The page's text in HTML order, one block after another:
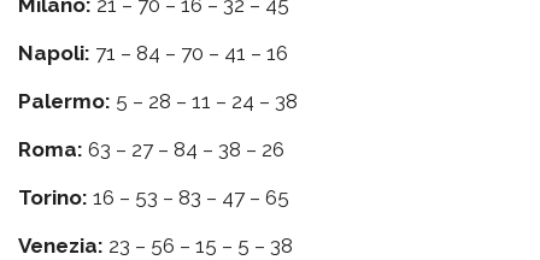
Milano: 21 – 70 – 16 – 32 – 45
Napoli: 71 – 84 – 70 – 41 – 16
Palermo: 5 – 28 – 11 – 24 – 38
Roma: 63 – 27 – 84 – 38 – 26
Torino: 16 – 53 – 83 – 47 – 65
Venezia: 23 – 56 – 15 – 5 – 38